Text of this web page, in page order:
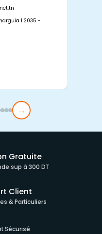
I 2035 -
→
Gratuite
sup à 300 DT
Client
& Particuliers
Sécurisé